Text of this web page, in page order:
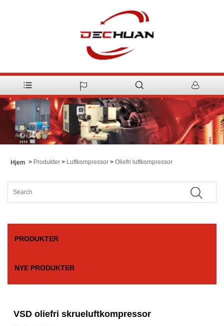
Hjem > Produkter > Luftkompressor > Oliefri luftkompressor
PRODUKTER
NYE PRODUKTER
VSD oliefri skrueluftkompressor